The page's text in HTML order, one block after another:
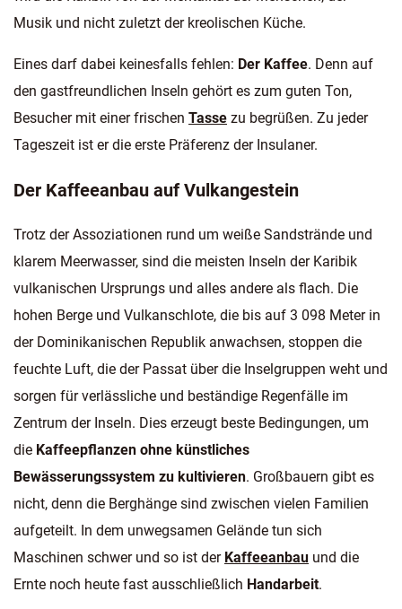
Musik und nicht zuletzt der kreolischen Küche.
Eines darf dabei keinesfalls fehlen: Der Kaffee. Denn auf
den gastfreundlichen Inseln gehört es zum guten Ton,
Besucher mit einer frischen Tasse zu begrüßen. Zu jeder
Tageszeit ist er die erste Präferenz der Insulaner.
Der Kaffeeanbau auf Vulkangestein
Trotz der Assoziationen rund um weiße Sandstrände und
klarem Meerwasser, sind die meisten Inseln der Karibik
vulkanischen Ursprungs und alles andere als flach. Die
hohen Berge und Vulkanschlote, die bis auf 3 098 Meter in
der Dominikanischen Republik anwachsen, stoppen die
feuchte Luft, die der Passat über die Inselgruppen weht und
sorgen für verlässliche und beständige Regenfälle im
Zentrum der Inseln. Dies erzeugt beste Bedingungen, um
die Kaffeepflanzen ohne künstliches
Bewässerungssystem zu kultivieren. Großbauern gibt es
nicht, denn die Berghänge sind zwischen vielen Familien
aufgeteilt. In dem unwegsamen Gelände tun sich
Maschinen schwer und so ist der Kaffeeanbau und die
Ernte noch heute fast ausschließlich Handarbeit.